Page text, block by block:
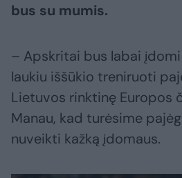
bus su mumis.
– Apskritai bus labai
laukiu iššūkio treniruoti
Lietuvos rinktinę Europos
Manau, kad turėsime
nuveikti kažką įdomaus.